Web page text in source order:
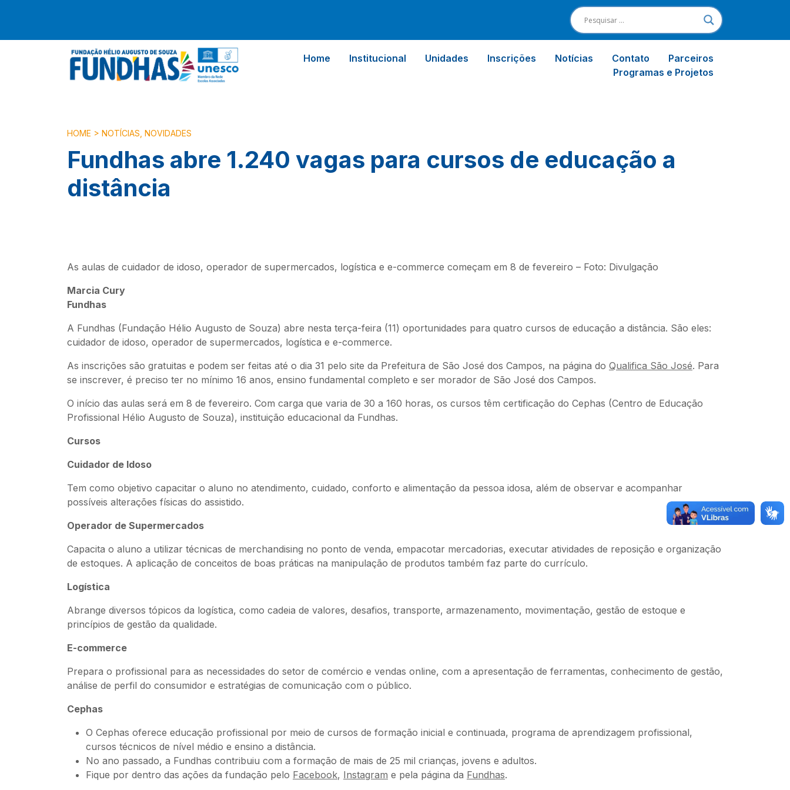
Home Institucional Unidades Inscrições Notícias Contato
Parceiros
Programas e Projetos
HOME > NOTÍCIAS NOVIDADES
Fundhas abre 1.240 vagas para cursos de educação a
distância
As aulas de cuidador de idoso, operador de supermercados, logística e e-commerce começam em 8 de fevereiro – Foto: Divulgação
Marcia Cury
Fundhas
A Fundhas (Fundação Hélio Augusto de Souza) abre nesta terça-feira (11) oportunidades para quatro cursos de educação a distância. São eles:
cuidador de idoso, operador de supermercados, logística e e-commerce.
As inscrições são gratuitas e podem ser feitas até o dia 31 pelo site da Prefeitura de São José dos Campos, na página do Qualifica São José. Para
se inscrever, é preciso ter no mínimo 16 anos, ensino fundamental completo e ser morador de São José dos Campos.
O início das aulas será em 8 de fevereiro. Com carga que varia de 30 a 160 horas, os cursos têm certificação do Cephas (Centro de Educação
Profissional Hélio Augusto de Souza), instituição educacional da Fundhas.
Cursos
Cuidador de Idoso
Tem como objetivo capacitar o aluno no atendimento, cuidado, conforto e alimentação da pessoa idosa, além de observar e acompanhar
possíveis alterações físicas do assistido.
Operador de Supermercados
Capacita o aluno a utilizar técnicas de merchandising no ponto de venda, empacotar mercadorias, executar atividades de reposição e organização
de estoques. A aplicação de conceitos de boas práticas na manipulação de produtos também faz parte do currículo.
Logística
Abrange diversos tópicos da logística, como cadeia de valores, desafios, transporte, armazenamento, movimentação, gestão de estoque e
princípios de gestão da qualidade.
E-commerce
Prepara o profissional para as necessidades do setor de comércio e vendas online, com a apresentação de ferramentas, conhecimento de gestão,
análise de perfil do consumidor e estratégias de comunicação com o público.
Cephas
O Cephas oferece educação profissional por meio de cursos de formação inicial e continuada, programa de aprendizagem profissional,
cursos técnicos de nível médio e ensino a distância.
No ano passado, a Fundhas contribuiu com a formação de mais de 25 mil crianças, jovens e adultos.
Fique por dentro das ações da fundação pelo Facebook, Instagram e pela página da Fundhas.